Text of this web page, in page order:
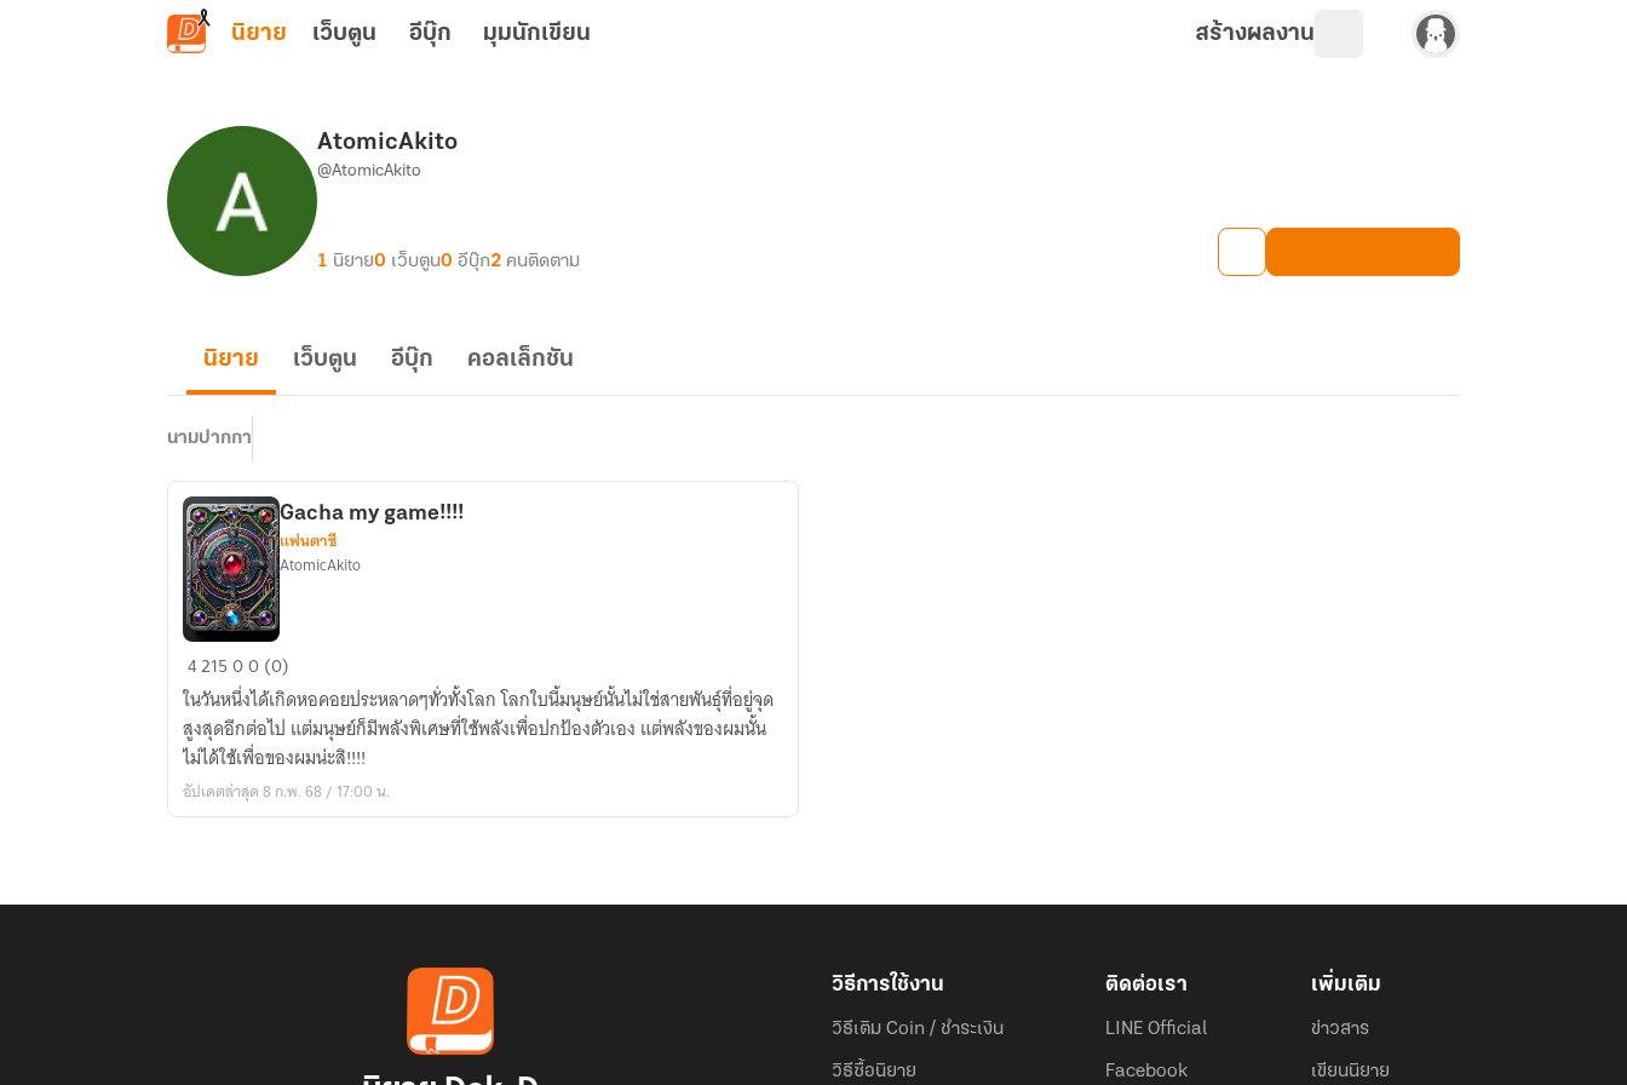
ข้ามไปยังเนื้อหาหลัก
นิยาย เว็บตูน อีบุ๊ก มุมนักเขียน สร้างผลงาน
AtomicAkito
@AtomicAkito
1 นิยาย0 เว็บตูน0 อีบุ๊ก2 คนติดตาม
นิยาย เว็บตูน อีบุ๊ก คอลเล็กชัน
นามปากกา
Gacha
my
game!!!!
Gacha my game!!!!
แฟนตาซี
AtomicAkito
421500 (0)
ในวันหนึ่งได้เกิดหอคอยประหลาดๆทั่วทั้งโลก โลกใบนี้มนุษย์นั้นไม่ใช่สายพันธ์ุที่อยู่จุด
สูงสุดอีกต่อไป แต่มนุษย์ก็มีพลังพิเศษที่ใช้พลังเพื่อปกป้องตัวเอง แต่พลังของผมนั้น
ไม่ได้ใช้เพื่อของผมน่ะสิ!!!!
อัปเดตล่าสุด 8 ก.พ. 68 / 17:00 น.
วิธีการใช้งาน
วิธีเติม Coin / ชำระเงิน
วิธีซื้อนิยาย
ติดต่อเรา
LINE Official
Facebook
เพิ่มเติม
ข่าวสาร
เขียนนิยาย